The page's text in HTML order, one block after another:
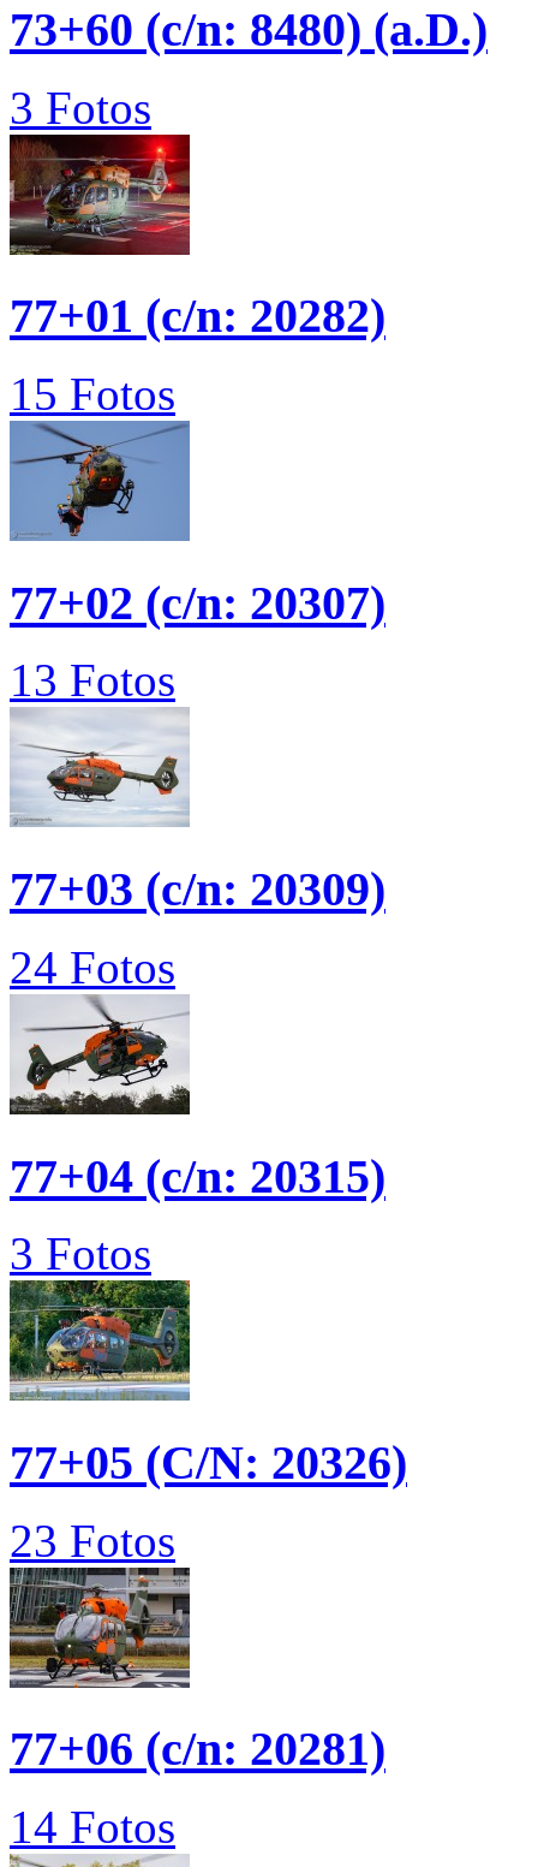
73+60 (c/n: 8480) (a.D.)
3 Fotos
77+01 (c/n: 20282)
15 Fotos
77+02 (c/n: 20307)
13 Fotos
77+03 (c/n: 20309)
24 Fotos
77+04 (c/n: 20315)
3 Fotos
77+05 (C/N: 20326)
23 Fotos
77+06 (c/n: 20281)
14 Fotos